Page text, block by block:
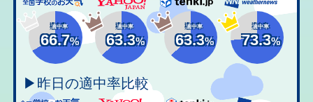
適中率
66.7%
適中率
63.3%
適中率
63.3%
適中率
73.3%
▶昨日の適中率比較